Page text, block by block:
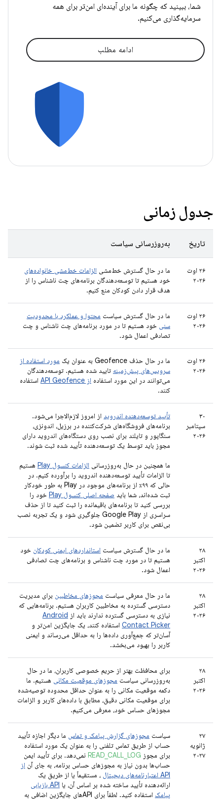
شما، ببینید که چگونه ما برای آینده‌ای امن‌تر برای همه
سرمایه‌گذاری می‌کنیم.
ادامه مطلب
جدول زمانی
تاریخ به‌روزرسانی سیاست
۲۶ اوت
۲۰۲۶
ما در حال گسترش خط‌مشی الزامات خط‌مشی خانواده‌های
خود هستیم تا توسعه‌دهندگان برنامه‌های چت ناشناس را از
هدف قرار دادن کودکان منع کنیم.
۲۶ اوت
۲۰۲۶
ما در حال گسترش سیاست محتوا و عملکرد با محدودیت
سنی خود هستیم تا در مورد برنامه‌های چت ناشناس و چت
تصادفی اعمال شود.
۲۶ اوت
۲۰۲۶
ما در حال حذف Geofence به عنوان یک
مورد استفاده از
سرویس‌های پیش‌زمینه تایید شده هستیم. توسعه‌دهندگان
می‌توانند در این مورد استفاده از API Geofence
استفاده
کنند.
۳۰
سپتامبر
۲۰۲۶
تأیید توسعه‌دهنده اندروید از امروز لازم‌الاجرا می‌شود.
برنامه‌های فروشگاه‌های شرکت‌کننده در برزیل، اندونزی،
سنگاپور و تایلند برای نصب روی دستگاه‌های اندروید دارای
مجوز باید توسط یک توسعه‌دهنده تأیید شده ثبت شوند.
ما همچنین در حال به‌روزرسانی الزامات کنسول Play
هستیم
تا الزامات تأیید توسعه‌دهنده اندروید را برآورده کنیم. در
حالی که ۹۹٪ از برنامه‌های موجود در Play به طور خودکار
ثبت شده‌اند، شما باید صفحه اصلی کنسول Play
خود را
بررسی کنید تا برنامه‌های باقیمانده را ثبت کنید تا از حذف
سراسری از Google Play جلوگیری شود و یک تجربه نصب
بی‌نقص برای کاربر تضمین شود.
۲۸
اکتبر
۲۰۲۶
ما در حال گسترش سیاست استانداردهای ایمنی کودکان خود
هستیم تا در مورد چت ناشناس و برنامه‌های چت تصادفی
اعمال شود.
۲۸
اکتبر
۲۰۲۶
ما در حال معرفی سیاست مجوزهای مخاطبین برای مدیریت
دسترسی گسترده به مخاطبین کاربران هستیم. برنامه‌هایی که
نیازی به دسترسی گسترده ندارند باید از Android
Contact Picker استفاده کنند، یک جایگزین امن‌تر و
آسان‌تر که جمع‌آوری داده‌ها را به حداقل می‌رساند و ایمنی
کاربر را بهبود می‌بخشد.
۲۸
اکتبر
۲۰۲۶
برای محافظت بهتر از حریم خصوصی کاربران، ما در حال
به‌روزرسانی سیاست مجوزهای موقعیت مکانی هستیم. ما
دکمه موقعیت مکانی را به عنوان حداقل محدوده توصیه‌شده
برای موقعیت مکانی دقیق، مطابق با داده‌های کاربر و الزامات
مجوزهای حساس خود، معرفی می‌کنیم.
۲۷
ژانویه
۲۰۲۷
سیاست مجوزهای گزارش پیامک و تماس ما دیگر اجازه تأیید
حساب از طریق تماس تلفنی را به عنوان یک مورد استفاده
برای مجوز READ_CALL_LOG نمی‌دهد. برای تأیید ایمن
حساب‌ها بدون نیاز به مجوزهای حساس برنامه، به جای آن از
API اعتبارنامه‌های دیجیتال
، مستقیماً یا از طریق یک
ارائه‌دهنده تأیید ساخته شده بر اساس آن، یا
API بازیابی
پیامک استفاده کنید. لطفاً برای APIهای جایگزین اضافی به